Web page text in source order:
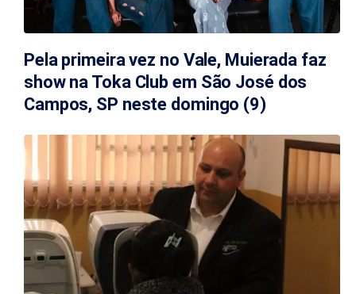
Pela primeira vez no Vale, Muierada faz
show na Toka Club em São José dos
Campos, SP neste domingo (9)